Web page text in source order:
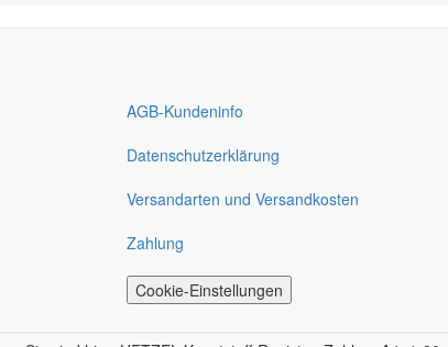
AGB-Kundeninfo
Datenschutzerklärung
Versandarten und Versandkosten
Zahlung
Cookie-Einstellungen